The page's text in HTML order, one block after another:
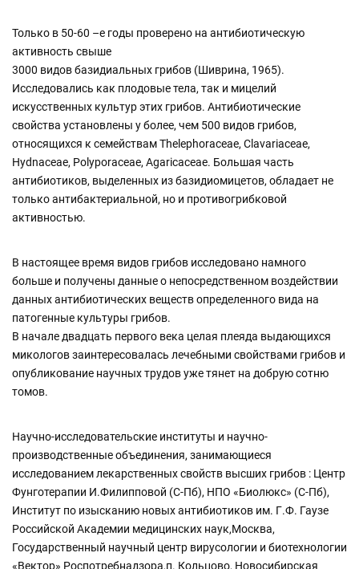
Только в 50-60 –е годы проверено на антибиотическую
активность свыше
3000 видов базидиальных грибов (Шиврина, 1965).
Исследовались как плодовые тела, так и мицелий
искусственных культур этих грибов. Антибиотические
свойства установлены у более, чем 500 видов грибов,
относящихся к семействам Thelephoraceae, Clavariaceae,
Hydnaceae, Polyporaceae, Agaricaceae. Большая часть
антибиотиков, выделенных из базидиомицетов, обладает не
только антибактериальной, но и противогрибковой
активностью.
В настоящее время видов грибов исследовано намного
больше и получены данные о непосредственном воздействии
данных антибиотических веществ определенного вида на
патогенные культуры грибов.
В начале двадцать первого века целая плеяда выдающихся
микологов заинтересовалась лечебными свойствами грибов и
опубликование научных трудов уже тянет на добрую сотню
томов.
Научно-исследовательские институты и научно-
производственные объединения, занимающиеся
исследованием лекарственных свойств высших грибов : Центр
Фунготерапии И.Филипповой (С-Пб), НПО «Биолюкс» (С-Пб),
Институт по изысканию новых антибиотиков им. Г.Ф. Гаузе
Российской Академии медицинских наук,Москва,
Государственный научный центр вирусологии и биотехнологии
«Вектор» Роспотребнадзора,п. Кольцово, Новосибирская